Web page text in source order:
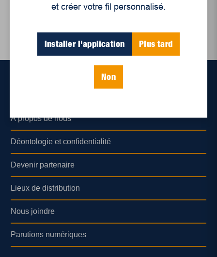
et créer votre fil personnalisé.
Installer l'application Plus tard
Non
À propos de nous
Déontologie et confidentialité
Devenir partenaire
Lieux de distribution
Nous joindre
Parutions numériques